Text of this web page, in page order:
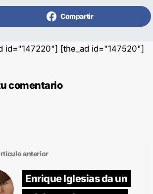
Compartir
id="147220"] [the_ad id="147520"]
comentario
anterior
Enrique Iglesias da un